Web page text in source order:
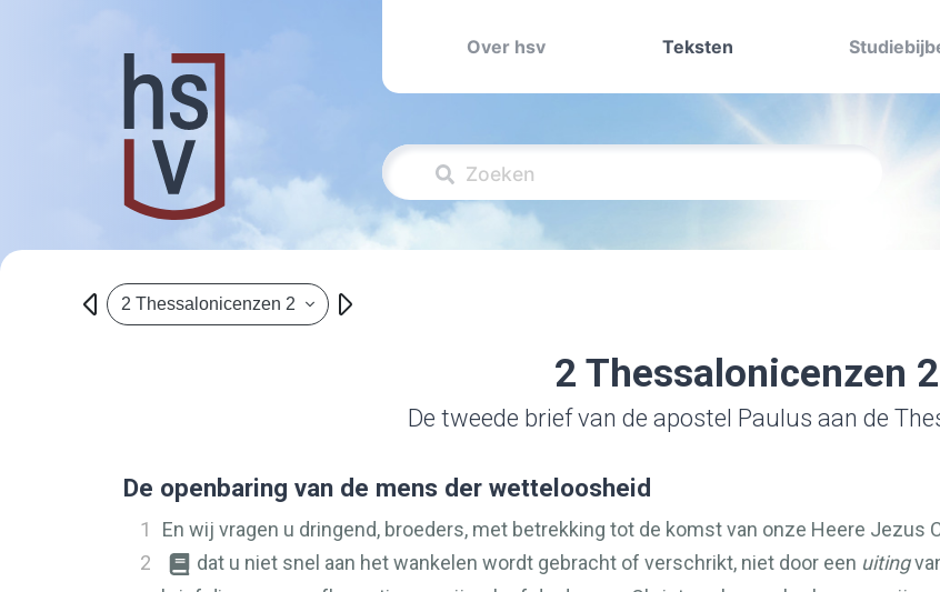
Over hsv Teksten
2 Thessalonicenzen 2
2 Thessalonicenzen 2
De tweede brief van de apostel Paulus aan de
De openbaring van de mens der wetteloosheid
1
En wij vragen u dringend, broeders, met betrekking tot de komst van onze Heere Jezus
2
dat u niet snel aan het wankelen wordt gebracht of verschrikt, niet door een uiting